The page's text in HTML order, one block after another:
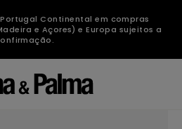
Portugal Continental em compras
e Açores) e Europa sujeitos a